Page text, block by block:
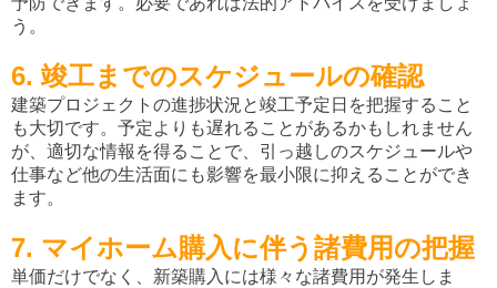
う。
6. 竣工までのスケジュールの確認
建築プロジェクトの進捗状況と竣工予定日を把握すること
も大切です。予定よりも遅れることがあるかもしれません
が、適切な情報を得ることで、引っ越しのスケジュールや
仕事など他の生活面にも影響を最小限に抑えることができ
ます。
7. マイホーム購入に伴う諸費用の把握
単価だけでなく、新築購入には様々な諸費用が発生しま